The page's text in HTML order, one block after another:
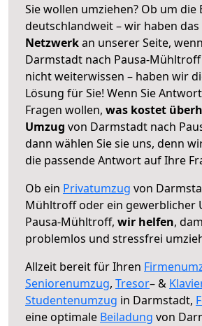
Sie wollen umziehen? Ob um die
deutschlandweit – wir haben das
Netzwerkan unserer Seite,
Darmstadt nach Pausa-
nicht weiterwissen – haben wir
Lösung für Sie! Wenn Sie
Fragen wollen, was kostet
Umzug von Darmstadt nach
dann wählen Sie sie uns, denn
die passende Antwort auf Ihre
Ob ein Privatumzug von
Mühltroff oder ein gewerblicher
Pausa-Mühltroff, wir helfen,
problemlos und stressfrei
Allzeit bereit für Ihren
Seniorenumzug, Tresor– &
Studentenumzug in Darmstadt,
eine optimale Beiladung von